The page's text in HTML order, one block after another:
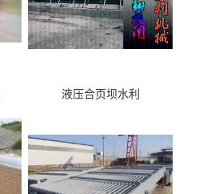
液压合页坝水利